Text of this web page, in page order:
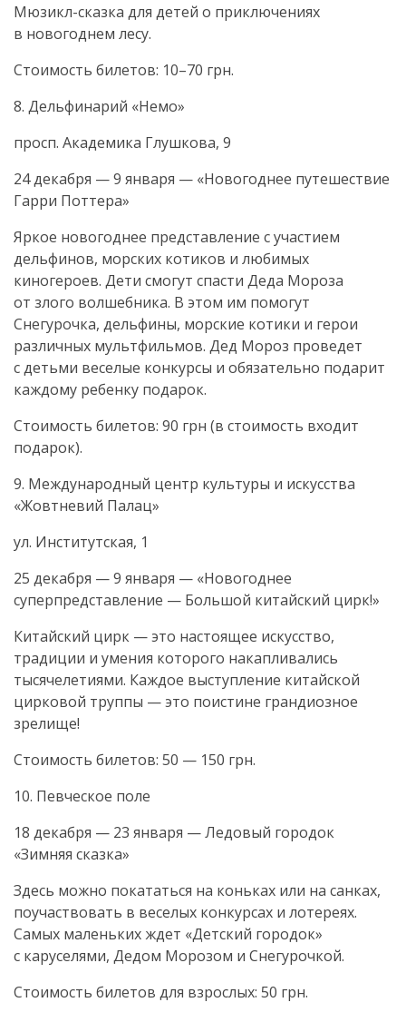
Мюзикл-сказка для детей о приключениях
в новогоднем лесу.
Стоимость билетов: 10–70 грн.
8. Дельфинарий «Немо»
просп. Академика Глушкова, 9
24 декабря — 9 января — «Новогоднее путешествие
Гарри Поттера»
Яркое новогоднее представление с участием
дельфинов, морских котиков и любимых
киногероев. Дети смогут спасти Деда Мороза
от злого волшебника. В этом им помогут
Снегурочка, дельфины, морские котики и герои
различных мультфильмов. Дед Мороз проведет
с детьми веселые конкурсы и обязательно подарит
каждому ребенку подарок.
Стоимость билетов: 90 грн (в стоимость входит
подарок).
9. Международный центр культуры и искусства
«Жовтневий Палац»
ул. Институтская, 1
25 декабря — 9 января — «Новогоднее
суперпредставление — Большой китайский цирк!»
Китайский цирк — это настоящее искусство,
традиции и умения которого накапливались
тысячелетиями. Каждое выступление китайской
цирковой труппы — это поистине грандиозное
зрелище!
Стоимость билетов: 50 — 150 грн.
10. Певческое поле
18 декабря — 23 января — Ледовый городок
«Зимняя сказка»
Здесь можно покататься на коньках или на санках,
поучаствовать в веселых конкурсах и лотереях.
Самых маленьких ждет «Детский городок»
с каруселями, Дедом Морозом и Снегурочкой.
Стоимость билетов для взрослых: 50 грн.